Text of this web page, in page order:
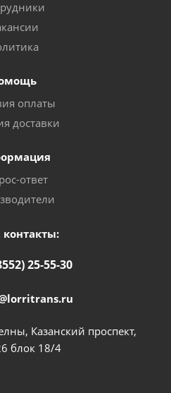
оплаты
доставки
ответ
25-55-30
Казанский проспект,
блок 18/4